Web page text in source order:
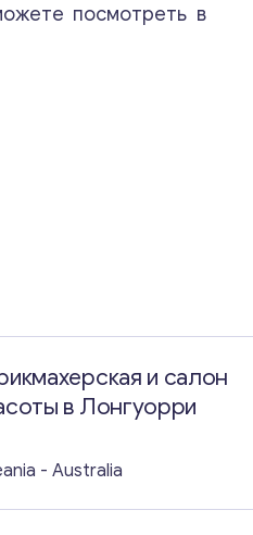
посмотреть в
и салон
в Лонгуорри
- Australia